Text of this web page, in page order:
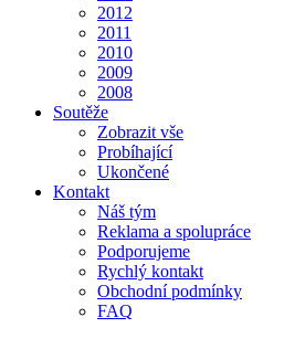
2012
2011
2010
2009
2008
Soutěže
Zobrazit vše
Probíhající
Ukončené
Kontakt
Náš tým
Reklama a spolupráce
Podporujeme
Rychlý kontakt
Obchodní podmínky
FAQ